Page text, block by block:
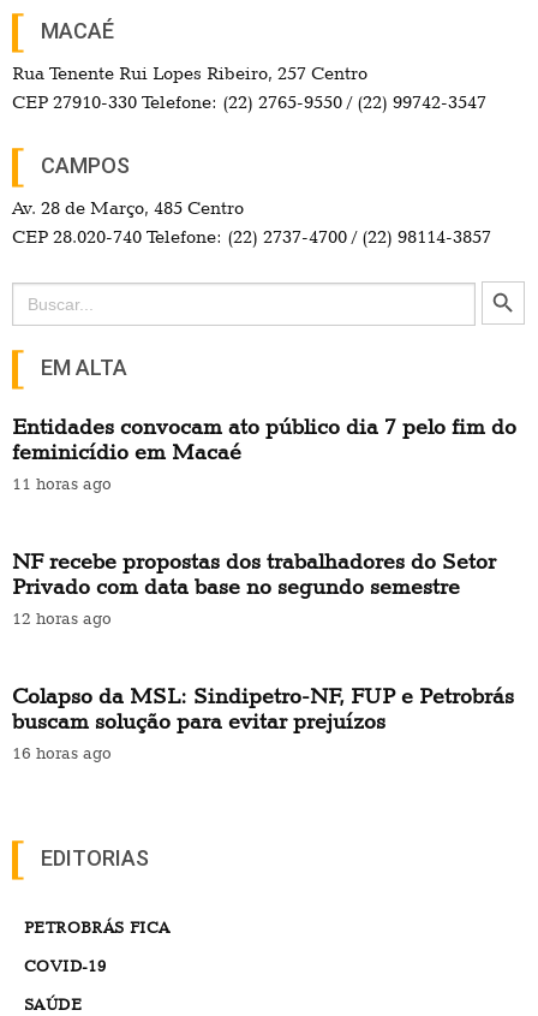
MACAÉ
Rua Tenente Rui Lopes Ribeiro, 257 Centro
CEP 27910-330 Telefone: (22) 2765-9550 / (22) 99742-3547
CAMPOS
Av. 28 de Março, 485 Centro
CEP 28.020-740 Telefone: (22) 2737-4700 / (22) 98114-3857
Search
for:
Search Button
EM ALTA
Entidades convocam ato público dia 7 pelo fim do
feminicídio em Macaé
11 horas ago
NF recebe propostas dos trabalhadores do Setor
Privado com data base no segundo semestre
12 horas ago
Colapso da MSL: Sindipetro-NF, FUP e Petrobrás
buscam solução para evitar prejuízos
16 horas ago
EDITORIAS
PETROBRÁS FICA
COVID-19
SAÚDE